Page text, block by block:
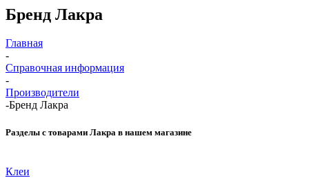
Бренд Лакра
Главная
-
Справочная информация
-
Производители
-Бренд Лакра
Разделы с товарами Лакра в нашем магазине
Клеи